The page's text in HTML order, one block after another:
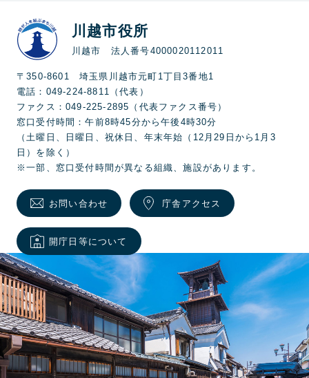
川越市役所
川越市 法人番号4000020112011
〒350-8601 埼玉県川越市元町1丁目3番地1
電話：049-224-8811（代表）
ファクス：049-225-2895（代表ファクス番号）
窓口受付時間：午前8時45分から午後4時30分
（土曜日、日曜日、祝休日、年末年始（12月29日から1月3
日）を除く）
※一部、窓口受付時間が異なる組織、施設があります。
お問い合わせ 庁舎アクセス
開庁日等について